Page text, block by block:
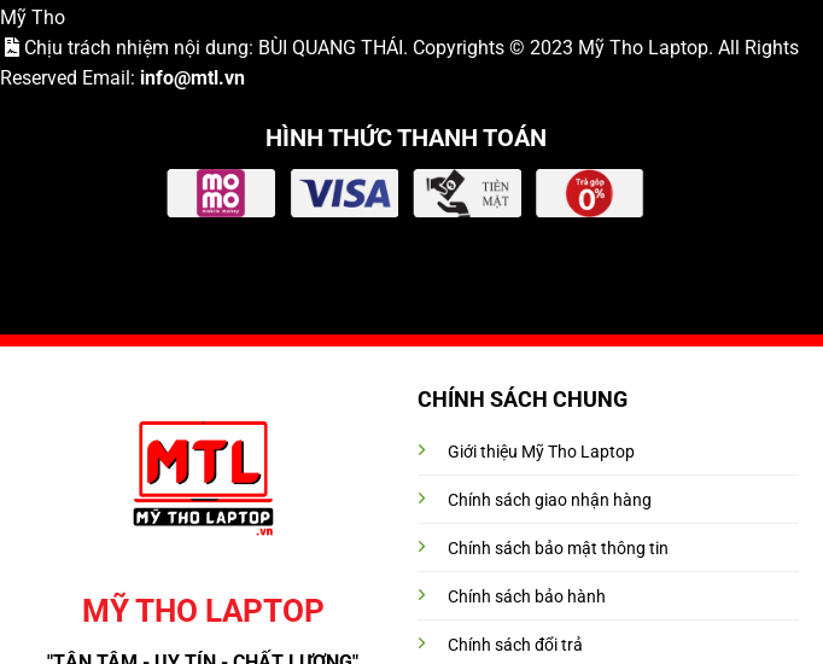
Mỹ Tho
Chịu trách nhiệm nội dung: BÙI QUANG THÁI. Copyrights © 2023 Mỹ Tho Laptop. All Rights
Reserved Email: info@mtl.vn
HÌNH THỨC THANH TOÁN
MỸ THO LAPTOP
CHÍNH SÁCH CHUNG
Giới thiệu Mỹ Tho Laptop
Chính sách giao nhận hàng
Chính sách bảo mật thông tin
Chính sách bảo hành
Chính sách đổi trả